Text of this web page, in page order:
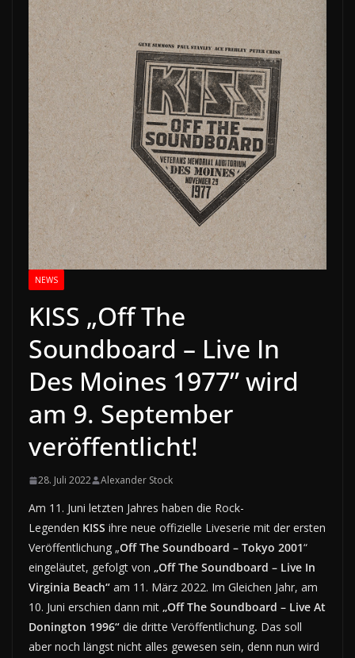
NEWS
KISS „Off The
Soundboard – Live In
Des Moines 1977” wird
am 9. September
veröffentlicht!
28. Juli 2022 Alexander Stock
Am 11. Juni letzten Jahres haben die Rock-
Legenden KISS ihre neue offizielle Liveserie mit der ersten
Veröffentlichung „Off The Soundboard – Tokyo 2001“
eingeläutet, gefolgt von „Off The Soundboard – Live In
Virginia Beach“ am 11. März 2022. Im Gleichen Jahr, am
10. Juni erschien dann mit „Off The Soundboard – Live At
Donington 1996“ die dritte Veröffentlichung. Das soll
aber noch längst nicht alles gewesen sein, denn nun wird